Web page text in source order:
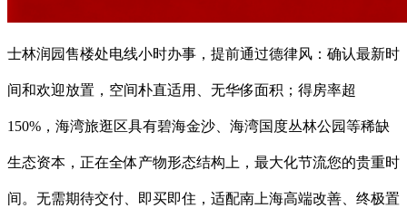
士林润园售楼处电线小时办事，提前通过德律风：确认最新时
间和欢迎放置，空间朴直适用、无华侈面积；得房率超
150%，海湾旅逛区具有碧海金沙、海湾国度丛林公园等稀缺
生态资本，正在全体产物形态结构上，最大化节流您的贵重时
间。无需期待交付、即买即住，适配南上海高端改善、终极置